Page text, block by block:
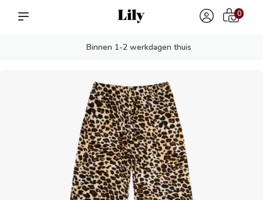
Binnen 1-2 werkdagen thuis
0